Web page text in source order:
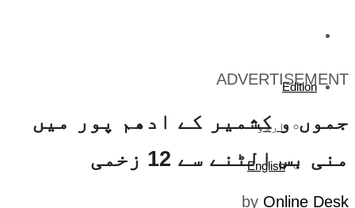
Edition
اردو
English
ADVERTISEMENT
جموں و کشمیر کے ادھم پور میں
منی بس الٹنے سے 12 زخمی
by Online Desk